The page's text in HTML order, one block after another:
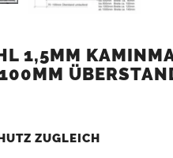
1,5MM
ZUGLEICH